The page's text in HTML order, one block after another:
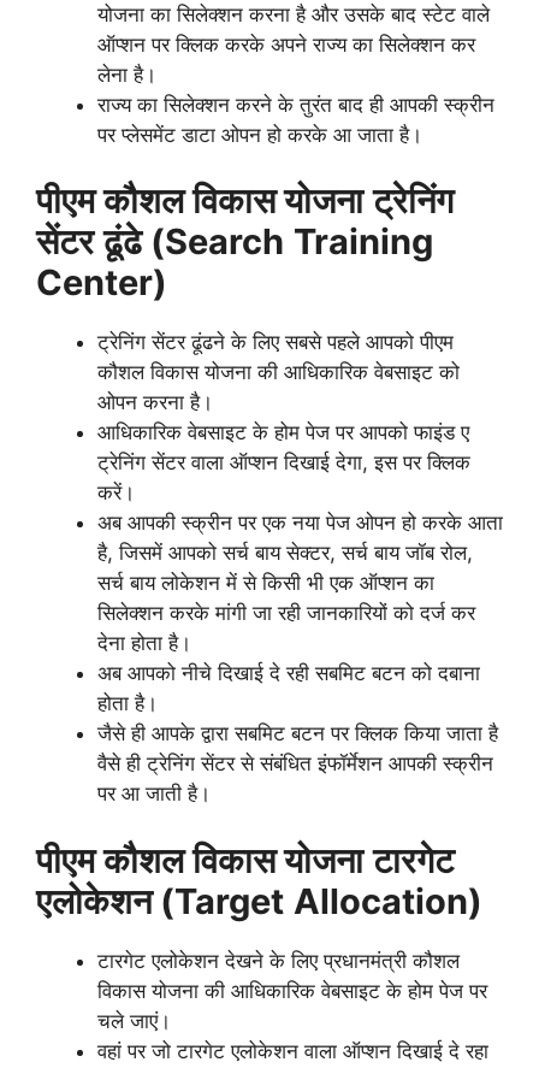
योजना का सिलेक्शन करना है और उसके बाद स्टेट वाले
ऑप्शन पर क्लिक करके अपने राज्य का सिलेक्शन कर
लेना है।
राज्य का सिलेक्शन करने के तुरंत बाद ही आपकी स्क्रीन
पर प्लेसमेंट डाटा ओपन हो करके आ जाता है।
पीएम कौशल विकास योजना ट्रेनिंग
सेंटर ढूंढे (Search Training
Center)
ट्रेनिंग सेंटर ढूंढने के लिए सबसे पहले आपको पीएम
कौशल विकास योजना की आधिकारिक वेबसाइट को
ओपन करना है।
आधिकारिक वेबसाइट के होम पेज पर आपको फाइंड ए
ट्रेनिंग सेंटर वाला ऑप्शन दिखाई देगा, इस पर क्लिक
करें।
अब आपकी स्क्रीन पर एक नया पेज ओपन हो करके आता
है, जिसमें आपको सर्च बाय सेक्टर, सर्च बाय जॉब रोल,
सर्च बाय लोकेशन में से किसी भी एक ऑप्शन का
सिलेक्शन करके मांगी जा रही जानकारियों को दर्ज कर
देना होता है।
अब आपको नीचे दिखाई दे रही सबमिट बटन को दबाना
होता है।
जैसे ही आपके द्वारा सबमिट बटन पर क्लिक किया जाता है
वैसे ही ट्रेनिंग सेंटर से संबंधित इंफॉर्मेशन आपकी स्क्रीन
पर आ जाती है।
पीएम कौशल विकास योजना टारगेट
एलोकेशन (Target Allocation)
टारगेट एलोकेशन देखने के लिए प्रधानमंत्री कौशल
विकास योजना की आधिकारिक वेबसाइट के होम पेज पर
चले जाएं।
वहां पर जो टारगेट एलोकेशन वाला ऑप्शन दिखाई दे रहा